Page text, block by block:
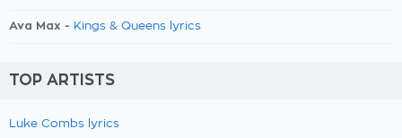
Ava Max - Kings & Queens lyrics
TOP ARTISTS
Luke Combs lyrics